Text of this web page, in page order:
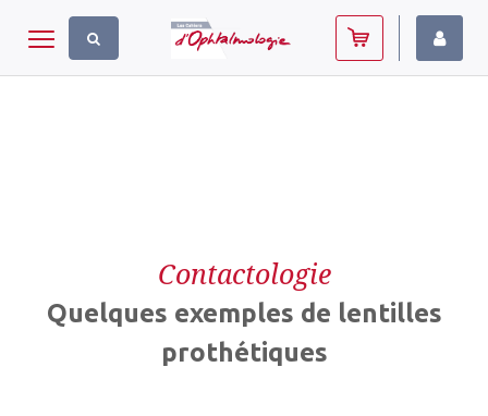
Toggle navigation
Contactologie
Quelques exemples de lentilles
prothétiques
Panneau de gestion des cookies